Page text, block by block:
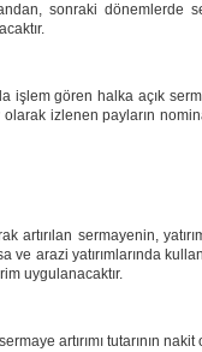
sonraki dönemlerde
işlem gören halka açık
izlenen payların
artırılan sermayenin,
arazi yatırımlarında
uygulanacaktır.
artırımı tutarının